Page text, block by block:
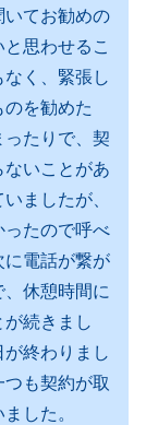
いてお勧めの
思わせるこ
く、緊張し
を勧めた
ったりで、契
いことがあ
ましたが、
ったので呼べ
に電話が繋が
休憩時間に
続きまし
終わりまし
も契約が取
した。